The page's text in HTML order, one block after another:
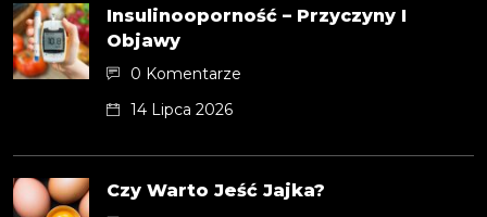
Insulinooporność – Przyczyny I
Objawy
0 Komentarze
14 Lipca 2026
Czy Warto Jeść Jajka?